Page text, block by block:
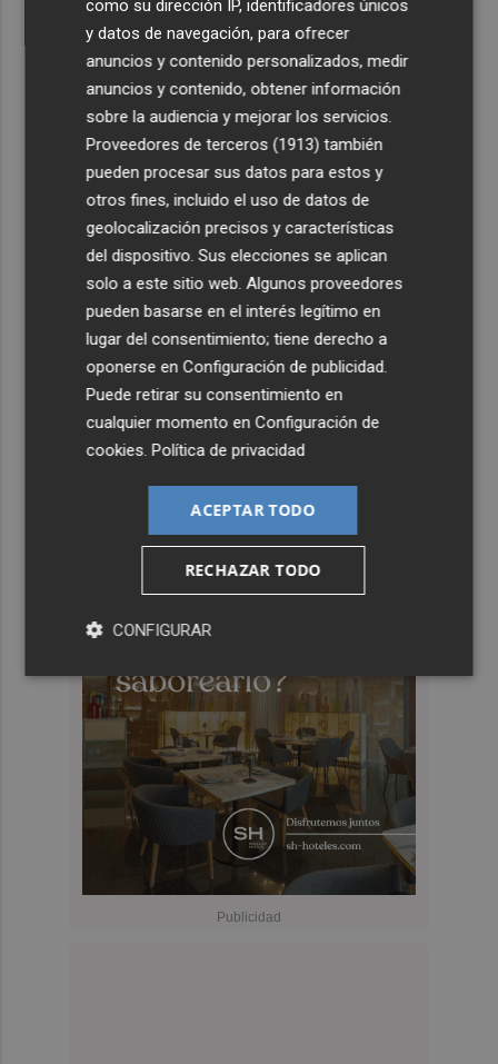
como su dirección IP, identificadores únicos
y datos de navegación, para ofrecer
anuncios y contenido personalizados, medir
anuncios y contenido, obtener información
sobre la audiencia y mejorar los servicios.
Proveedores de terceros (1913) también
pueden procesar sus datos para estos y
otros fines, incluido el uso de datos de
geolocalización precisos y características
del dispositivo. Sus elecciones se aplican
solo a este sitio web. Algunos proveedores
pueden basarse en el interés legítimo en
lugar del consentimiento; tiene derecho a
oponerse enConfiguración de publicidad
Puede retirar su consentimiento en
cualquier momento enConfiguración de
cookies .Política de privacidad
ACEPTAR TODO
RECHAZAR TODO
CONFIGURAR